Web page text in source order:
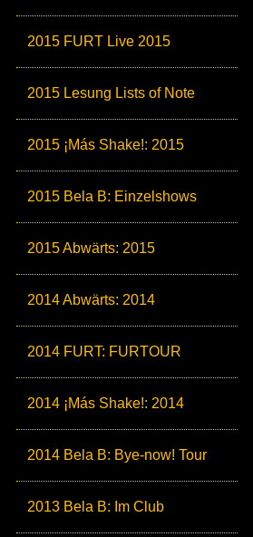
2015 FURT Live 2015
2015 Lesung Lists of Note
2015 ¡Más Shake!: 2015
2015 Bela B: Einzelshows
2015 Abwärts: 2015
2014 Abwärts: 2014
2014 FURT: FURTOUR
2014 ¡Más Shake!: 2014
2014 Bela B: Bye-now! Tour
2013 Bela B: Im Club